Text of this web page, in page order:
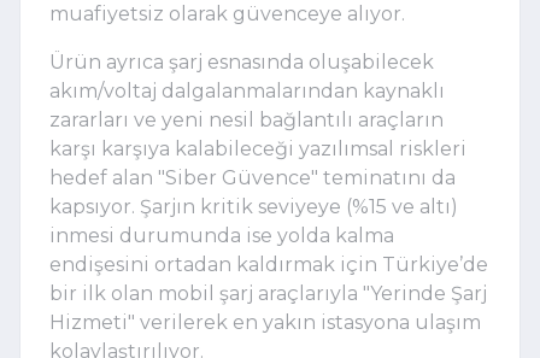
muafiyetsiz olarak güvenceye alıyor.
Ürün ayrıca şarj esnasında oluşabilecek
akım/voltaj dalgalanmalarından kaynaklı
zararları ve yeni nesil bağlantılı araçların
karşı karşıya kalabileceği yazılımsal riskleri
hedef alan "Siber Güvence" teminatını da
kapsıyor. Şarjın kritik seviyeye (%15 ve altı)
inmesi durumunda ise yolda kalma
endişesini ortadan kaldırmak için Türkiye’de
bir ilk olan mobil şarj araçlarıyla "Yerinde Şarj
Hizmeti" verilerek en yakın istasyona ulaşım
kolaylaştırılıyor.